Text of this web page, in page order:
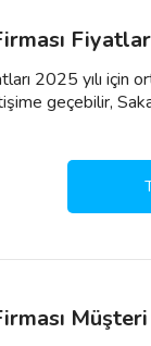
2025 yılı için
geçebilir,
Müşteri